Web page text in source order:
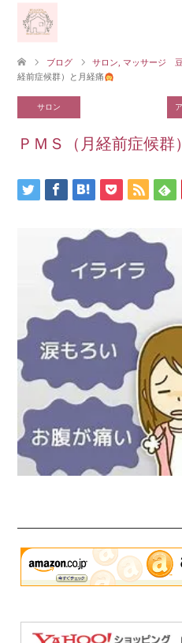
ブログ サロン マッサージ
経前症候群）と月経痛
サロン
ＰＭＳ（月経前症候群